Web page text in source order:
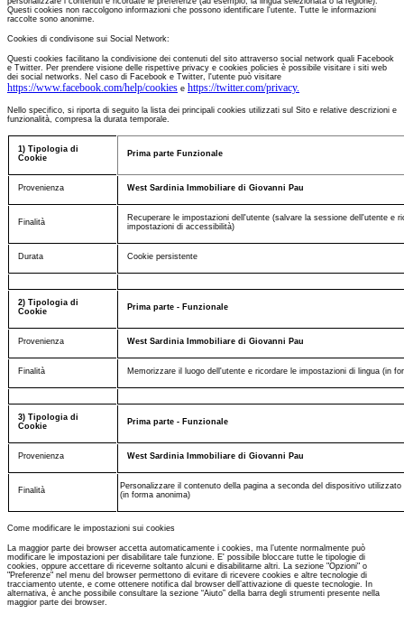
Questi cookies non raccolgono informazioni che possono identificare l'utente. Tutte le informazioni
raccolte sono anonime.
Cookies di condivisone sui Social Network:
Questi cookies facilitano la condivisione dei contenuti del sito attraverso social network quali Facebook
e Twitter. Per prendere visione delle rispettive privacy e cookies policies è possibile visitare i siti web
dei social networks. Nel caso di Facebook e Twitter, l'utente può visitare
https://www.facebook.com/help/cookies e https://twitter.com/privacy.
Nello specifico, si riporta di seguito la lista dei principali cookies utilizzati sul Sito e relative descrizioni e
funzionalità, compresa la durata temporale.
1) Tipologia di
Cookie
Prima parte Funzionale
Provenienza West Sardinia Immobiliare di Giovanni Pau
Finalità
Recuperare le impostazioni dell'utente (salvare la sessione dell'utente e
impostazioni di accessibilità)
Durata Cookie persistente
2) Tipologia di
Cookie
Prima parte - Funzionale
Provenienza West Sardinia Immobiliare di Giovanni Pau
Finalità Memorizzare il luogo dell'utente e ricordare le impostazioni di lingua (in
3) Tipologia di
Cookie
Prima parte - Funzionale
Provenienza West Sardinia Immobiliare di Giovanni Pau
Finalità
Personalizzare il contenuto della pagina a seconda del dispositivo
(in forma anonima)
Come modificare le impostazioni sui cookies
La maggior parte dei browser accetta automaticamente i cookies, ma l’utente normalmente può
modificare le impostazioni per disabilitare tale funzione. E' possibile bloccare tutte le tipologie di
cookies, oppure accettare di riceverne soltanto alcuni e disabilitarne altri. La sezione "Opzioni" o
"Preferenze" nel menu del browser permettono di evitare di ricevere cookies e altre tecnologie di
tracciamento utente, e come ottenere notifica dal browser dell’attivazione di queste tecnologie. In
alternativa, è anche possibile consultare la sezione “Aiuto” della barra degli strumenti presente nella
maggior parte dei browser.